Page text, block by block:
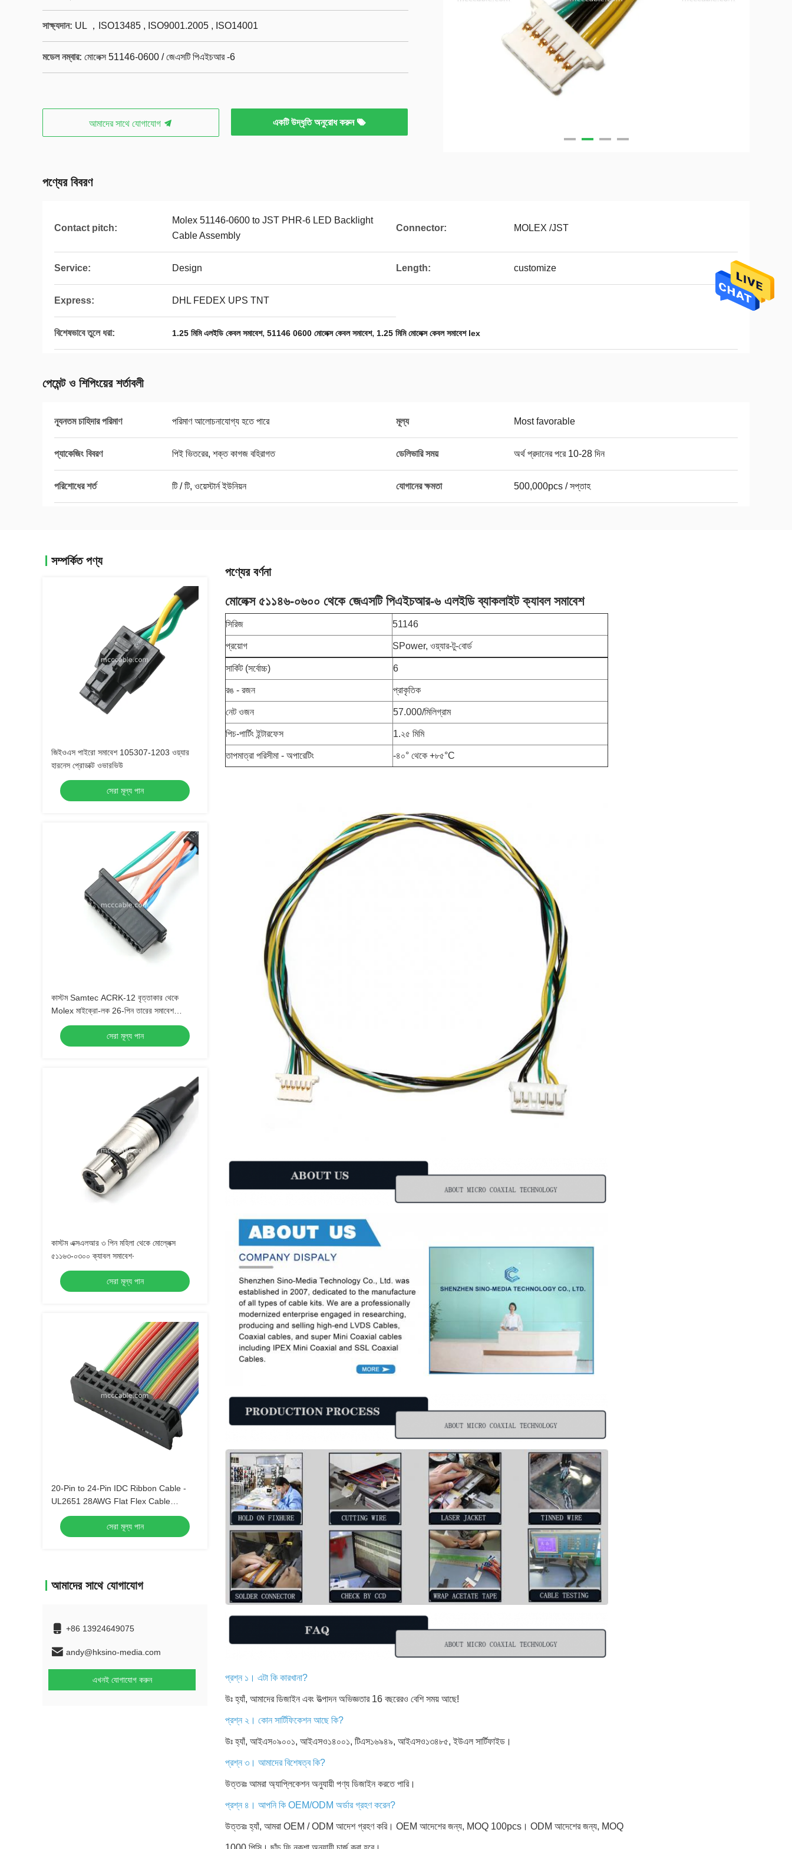
সাক্ষ্যদান: UL ，ISO13485 , ISO9001.2005 , ISO14001
মডেল নম্বার: মোলেক্স 51146-0600 / জেএসটি পিএইচআর -6
আমাদের সাথে যোগাযোগ একটি উদ্ধৃতি অনুরোধ করুন
পণ্যের বিবরণ
Contact pitch:
Molex 51146-0600 to JST PHR-6 LED Backlight
Cable Assembly
Connector: MOLEX /JST
Service: Design Length: customize
Express: DHL FEDEX UPS TNT
বিশেষভাবে তুলে ধরা: 1.25 মিমি এলইডি কেবল সমাবেশ, 51146 0600 মোলেক্স কেবল সমাবেশ, 1.25 মিমি মোলেক্স কেবল সমাবেশ lex
পেমেন্ট ও শিপিংয়ের শর্তাবলী
ন্যূনতম চাহিদার পরিমাণ পরিমাণ আলোচনাযোগ্য হতে পারে মূল্য Most favorable
প্যাকেজিং বিবরণ পিই ভিতরের, শক্ত কাগজ বহিরাগত ডেলিভারি সময় অর্থ প্রদানের পরে 10-28 দিন
পরিশোধের শর্ত টি / টি, ওয়েস্টার্ন ইউনিয়ন যোগানের ক্ষমতা 500,000pcs / সপ্তাহ
সম্পর্কিত পণ্য
জিইওএস পাইরো সমাবেশ 105307-1203 ওয়্যার
হারনেস প্রোডাক্ট ওভারভিউ
সেরা মূল্য পান
কাস্টম Samtec ACRK-12 বৃত্তাকার থেকে
Molex মাইক্রো-লক 26-পিন তারের সমাবেশ
CAT6A
সেরা মূল্য পান
কাস্টম এক্সএলআর ৩ পিন মহিলা থেকে মোল্লেক্স
৫১১৬৩-০৩০০ ক্যাবল সমাবেশ∙
সেরা মূল্য পান
20-Pin to 24-Pin IDC Ribbon Cable -
UL2651 28AWG Flat Flex Cable
Assembly
সেরা মূল্য পান
আমাদের সাথে যোগাযোগ
+86 13924649075
andy@hksino-media.com
এখনই যোগাযোগ করুন
পণ্যের বর্ণনা
মোলেক্স ৫১১৪৬-০৬০০ থেকে জেএসটি পিএইচআর-৬ এলইডি ব্যাকলাইট ক্যাবল সমাবেশ
সিরিজ 51146
প্রয়োগ SPower, ওয়্যার-টু-বোর্ড
সার্কিট (সর্বোচ্চ) 6
রঙ - রজন প্রাকৃতিক
নেট ওজন 57.000/মিলিগ্রাম
পিচ-পার্টিং ইন্টারফেস 1.২৫ মিমি
তাপমাত্রা পরিসীমা - অপারেটিং -৪০° থেকে +৮৫°C
প্রশ্ন ১। এটা কি কারখানা?
উঃ হ্যাঁ, আমাদের ডিজাইন এবং উত্পাদন অভিজ্ঞতার 16 বছরেরও বেশি সময় আছে!
প্রশ্ন ২। কোন সার্টিফিকেশন আছে কি?
উঃ হ্যাঁ, আইএস০৯০০১, আইএসও১৪০০১, টিএস১৬৯৪৯, আইএসও১৩৪৮৫, ইউএল সার্টিফাইড।
প্রশ্ন ৩। আমাদের বিশেষত্ব কি?
উত্তরঃ আমরা অ্যাপ্লিকেশন অনুযায়ী পণ্য ডিজাইন করতে পারি।
প্রশ্ন ৪। আপনি কি OEM/ODM অর্ডার গ্রহণ করেন?
উত্তরঃ হ্যাঁ, আমরা OEM / ODM আদেশ গ্রহণ করি। OEM আদেশের জন্য, MOQ 100pcs। ODM আদেশের জন্য, MOQ